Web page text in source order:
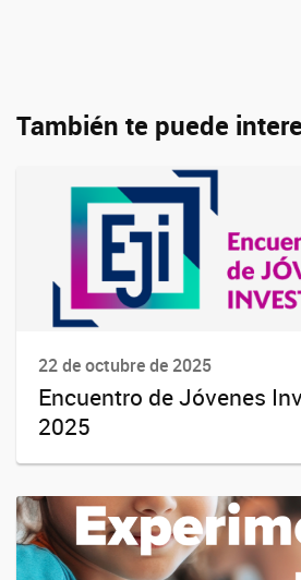
También te puede
22 de octubre de 2025
Encuentro de Jóvenes
2025